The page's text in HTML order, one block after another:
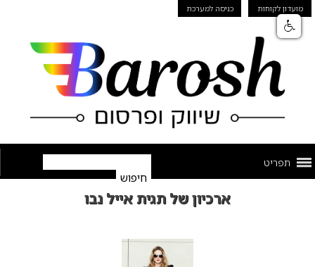
מועדון לקוחות כניסה למערכת
תפריט
ארכיון של תגית אייל נבו